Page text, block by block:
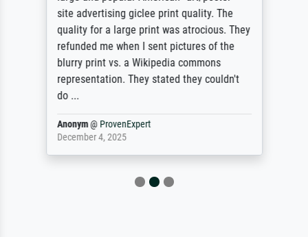
site advertising giclee print quality. The
quality for a large print was atrocious. They
refunded me when I sent pictures of the
blurry print vs. a Wikipedia commons
representation. They stated they couldn't
do ...
Anonym@ ProvenExpert
December 4, 2025